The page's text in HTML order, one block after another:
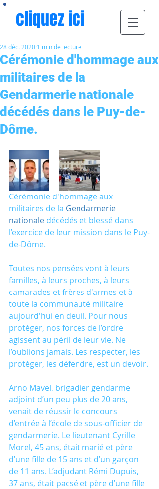
cliquez ici
Cérémonie d'hommage aux
militaires de la
Gendarmerie nationale
décédés dans le Puy-de-
Dôme.
28 déc. 2020 1 min de lecture
Cérémonie d'hommage aux
militaires de la Gendarmerie
nationale décédés et blessé dans
l’exercice de leur mission dans le Puy-
de-Dôme.
Toutes nos pensées vont à leurs
familles, à leurs proches, à leurs
camarades et frères d'armes et à
toute la communauté militaire
aujourd'hui en deuil. Pour nous
protéger, nos forces de l’ordre
agissent au péril de leur vie. Ne
l’oublions jamais. Les respecter, les
protéger, les défendre, est un devoir.
Arno Mavel, brigadier gendarme
adjoint d’un peu plus de 20 ans,
venait de réussir le concours
d’entrée à l’école de sous-officier de
gendarmerie. Le lieutenant Cyrille
Morel, 45 ans, était marié et père
d’une fille de 15 ans et d’un garçon
de 11 ans. L’adjudant Rémi Dupuis,
37 ans, était pacsé et père d’une fille